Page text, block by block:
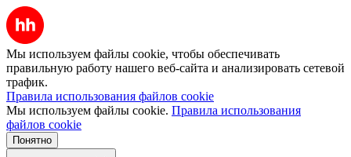
Мы используем файлы cookie, чтобы обеспечивать
правильную работу нашего веб-сайта и анализировать сетевой
трафик.
Правила использования файлов cookie
Мы используем файлы cookie. Правила использования
файлов cookie
Понятно